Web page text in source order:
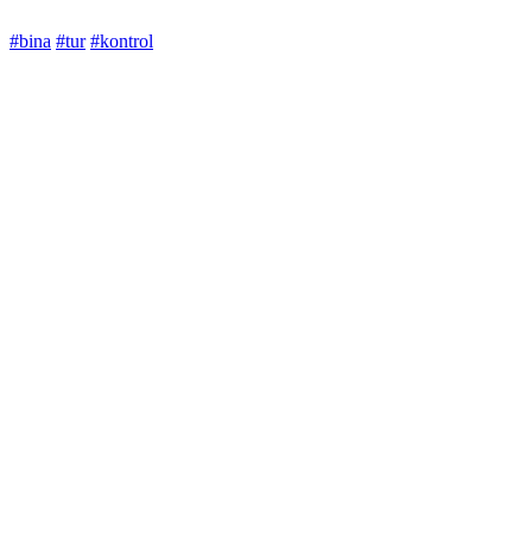
#bina #tur #kontrol